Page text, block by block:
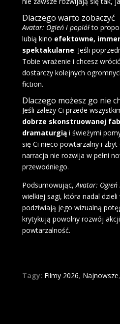
Dlaczego warto zobaczyć
Avatar: Ogień i popiółto
lubią kino efektowne,
spektakularne. Jeśli
Tobie wrażenie i chcesz
dostarczy kolejnych
fiction.
Dlaczego możesz go nie
Jeśli zależy Ci przede
dobrze skonstruowanej
dramaturgiąi świeżymi
się Ci nieco powtarzalny i
narracja nie rozwija w pełni
przewodniego.
Podsumowując,Avatar: Ogień
wielkiej sagi, która nadal
podziwiają jego wizualną
krytykują powolny rozwój
powtarzalność.
Tagy: Filmy 2026, Najnowsze,